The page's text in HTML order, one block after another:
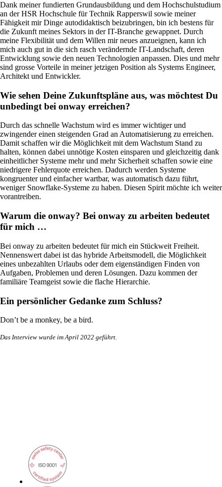
Helpdesk & Network Operation Centers
(NOC)
Massgeschneiderte und modulare
Dienstleistungspakete, um Ihre ICT-
Infrastruktur optimal zu betreuen.
Cisco-Produkteinkauf
Ruckus-Produkteinkauf
Produkte
Entdecken Sie unser vielfältiges Router-
Angebot.
Detaillierte Network Access Control und
Monitoring in einem.
Dank meiner fundierten Grundausbildung und dem Hochschulstudium
an der HSR Hochschule für Technik Rapperswil sowie meiner
Fähigkeit mir Dinge autodidaktisch beizubringen, bin ich bestens für
die Zukunft meines Sektors in der IT-Branche gewappnet. Durch
meine Flexibilität und dem Willen mir neues anzueignen, kann ich
mich auch gut in die sich rasch verändernde IT-Landschaft, deren
Entwicklung sowie den neuen Technologien anpassen. Dies und mehr
sind grosse Vorteile in meiner jetzigen Position als Systems Engineer,
Architekt und Entwickler.
Wie sehen Deine Zukunftspläne aus, was möchtest Du
unbedingt bei onway erreichen?
Durch das schnelle Wachstum wird es immer wichtiger und
zwingender einen steigenden Grad an Automatisierung zu erreichen.
Damit schaffen wir die Möglichkeit mit dem Wachstum Stand zu
halten, können dabei unnötige Kosten einsparen und gleichzeitig dank
einheitlicher Systeme mehr und mehr Sicherheit schaffen sowie eine
niedrigere Fehlerquote erreichen. Dadurch werden Systeme
kongruenter und einfacher wartbar, was automatisch dazu führt,
weniger Snowflake-Systeme zu haben. Diesen Spirit möchte ich weiter
vorantreiben.
Warum die onway? Bei onway zu arbeiten bedeutet
für mich …
Bei onway zu arbeiten bedeutet für mich ein Stückweit Freiheit.
Nennenswert dabei ist das hybride Arbeitsmodell, die Möglichkeit
eines unbezahlten Urlaubs oder dem eigenständigen Finden von
Aufgaben, Problemen und deren Lösungen. Dazu kommen der
familiäre Teamgeist sowie die flache Hierarchie.
Ein persönlicher Gedanke zum Schluss?
Don’t be a monkey, be a bird.
Das Interview wurde im April 2022 geführt.